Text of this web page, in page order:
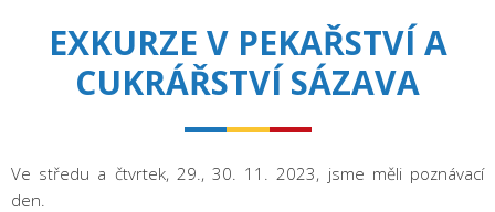
EXKURZE V PEKAŘSTVÍ A
CUKRÁŘSTVÍ SÁZAVA
Ve středu a čtvrtek, 29., 30. 11. 2023, jsme měli poznávací
den.